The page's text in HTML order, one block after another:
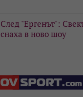
След "Ергенът":
снаха в ново шоу